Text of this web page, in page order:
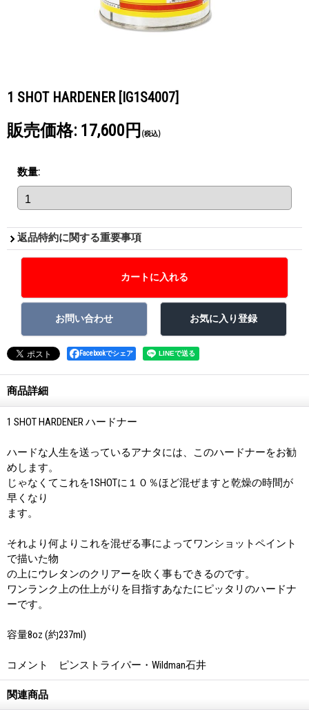
1 SHOT HARDENER [IG1S4007]
販売価格: 17,600円 (税込)
数量:
返品特約に関する重要事項
Facebookでシェア
商品詳細
1 SHOT HARDENER ハードナー
ハードな人生を送っているアナタには、このハードナーをお勧
めします。
じゃなくてこれを1SHOTに１０％ほど混ぜますと乾燥の時間が
早くなり
ます。
それより何よりこれを混ぜる事によってワンショットペイント
で描いた物
の上にウレタンのクリアーを吹く事もできるのです。
ワンランク上の仕上がりを目指すあなたにピッタリのハードナ
ーです。
容量8oz (約237ml)
コメント ピンストライパー・Wildman石井
関連商品